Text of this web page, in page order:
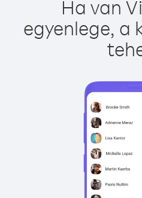
Ha van
egyenlege, a